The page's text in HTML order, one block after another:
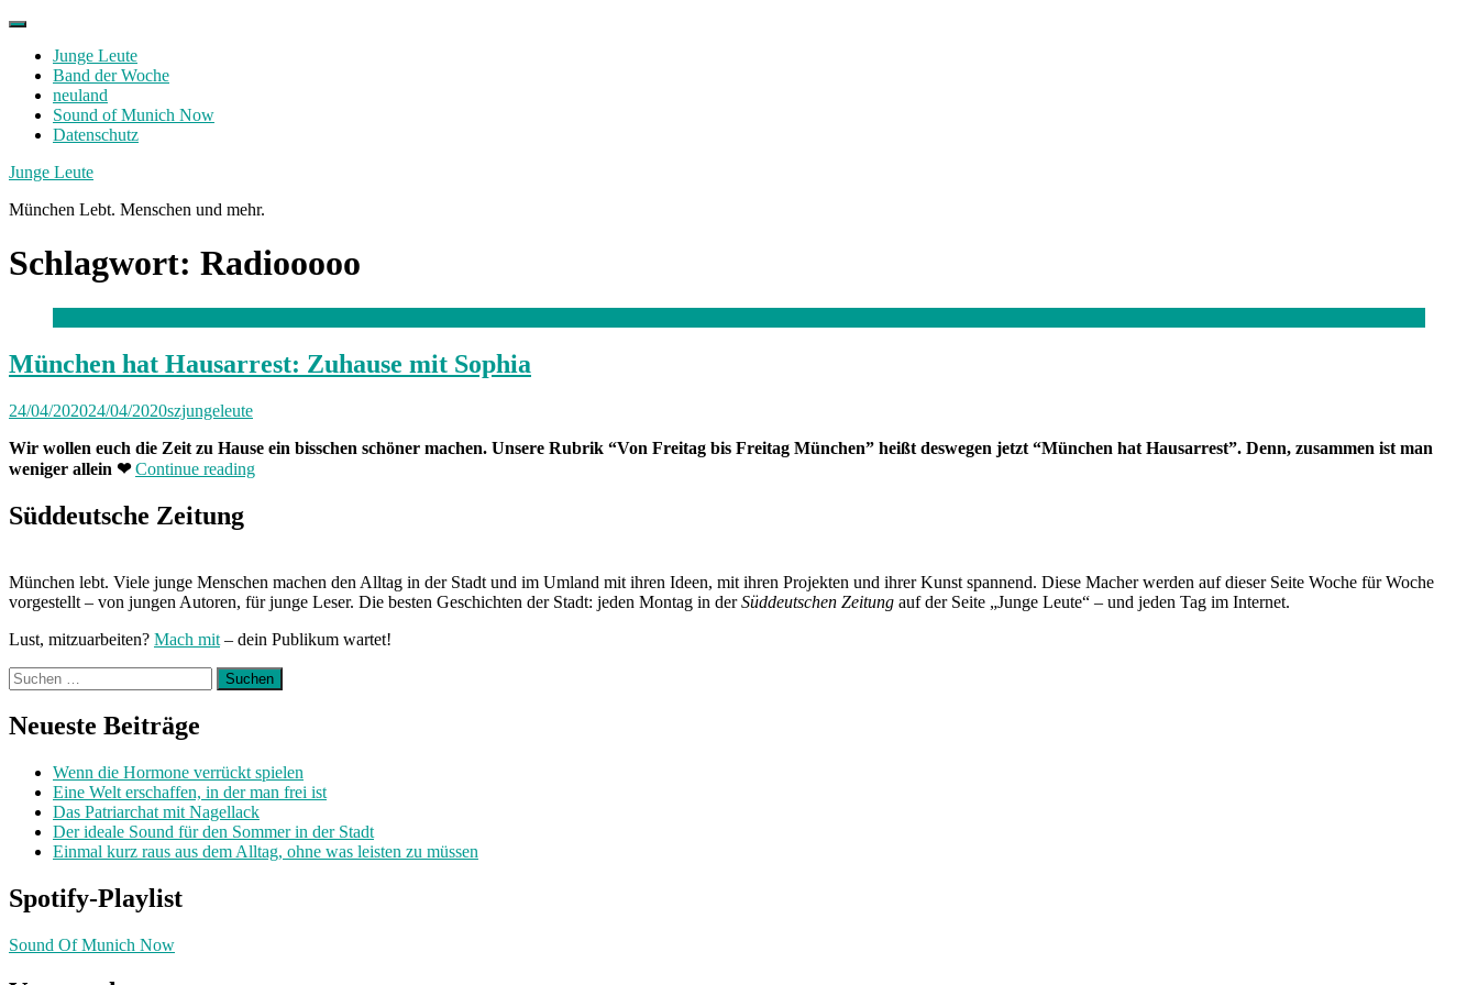
Skip
contentJunge Leute
Band der Woche
neuland
Sound of Munich Now
Datenschutz
Facebook
Twitter
Instagram
Junge Leute
München Lebt. Menschen und mehr.
Schlagwort: Radiooooo
München hat Hausarrest: Zuhause mit Sophia
24/04/202024/04/2020szjungeleute
Wir wollen euch die Zeit zu Hause ein bisschen schöner machen. Unsere Rubrik “Von Freitag bis Freitag München” heißt deswegen jetzt “München hat Hausarrest”. Denn, zusammen ist man
weniger allein ❤ Continue reading„München
Süddeutsche Zeitung
München lebt. Viele junge Menschen machen den Alltag in der Stadt und im Umland mit ihren Ideen, mit ihren Projekten und ihrer Kunst spannend. Diese Macher werden auf dieser Seite Woche für Woche
vorgestellt – von jungen Autoren, für junge Leser. Die besten Geschichten der Stadt: jeden Montag in derSüddeutschen Zeitung auf der Seite „Junge Leute“ – und jeden Tag im Internet.
Lust, mitzuarbeiten? Mach mit – dein Publikum wartet!
Suchen
nach:
Neueste Beiträge
Wenn die Hormone verrückt spielen
Eine Welt erschaffen, in der man frei ist
Das Patriarchat mit Nagellack
Der ideale Sound für den Sommer in der Stadt
Einmal kurz raus aus dem Alltag, ohne was leisten zu müssen
Spotify-Playlist
Sound Of Munich Now